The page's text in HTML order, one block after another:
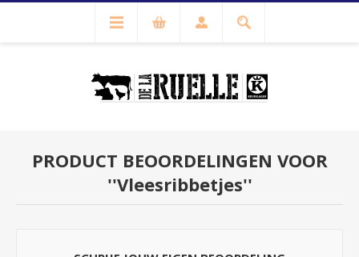
PRODUCT BEOORDELINGEN VOOR
Vleesribbetjes